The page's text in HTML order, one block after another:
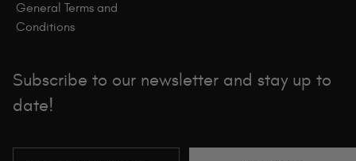
General Terms and
Conditions
Subscribe to our newsletter and stay up to
date!